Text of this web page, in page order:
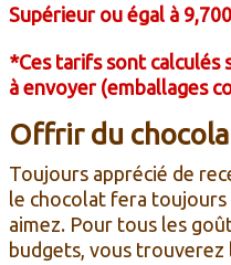
Supérieur ou égal à
*Ces tarifs sont calculés
à envoyer (emballages
Offrir du
Toujours apprécié de
le chocolat fera toujours
aimez. Pour tous les
budgets, vous trouverez